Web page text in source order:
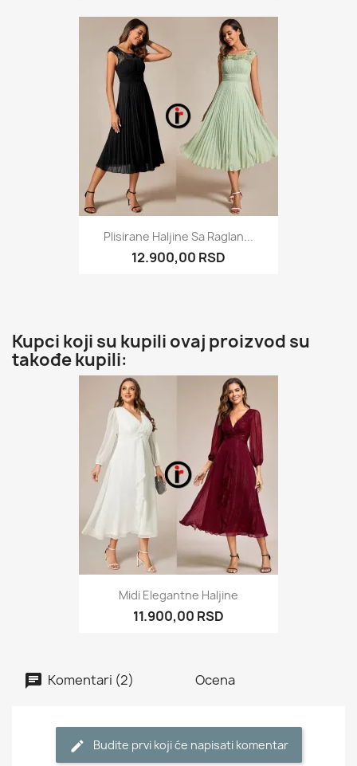
Plisirane Haljine Sa Raglan...
12.900,00 RSD
Kupci koji su kupili ovaj proizvod su
takođe kupili:
Midi Elegantne Haljine
11.900,00 RSD
Komentari (2) Ocena
Budite prvi koji će napisati komentar